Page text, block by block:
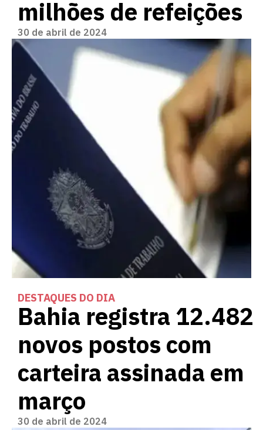
milhões de refeições
30 de abril de 2024
DESTAQUES DO DIA
Bahia registra 12.482
novos postos com
carteira assinada em
março
30 de abril de 2024